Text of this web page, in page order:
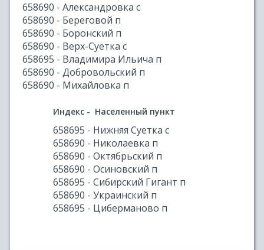
658690 - Александровка с
658690 - Береговой п
658690 - Боронский п
658690 - Верх-Суетка с
658695 - Владимира Ильича п
658690 - Добровольский п
658690 - Михайловка п
Индекс - Населенный пункт
658695 - Нижняя Суетка с
658690 - Николаевка п
658690 - Октябрьский п
658690 - Осиновский п
658695 - Сибирский Гигант п
658690 - Украинский п
658695 - Циберманово п